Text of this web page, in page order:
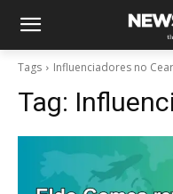
Tags Influenciadores no
Tag: